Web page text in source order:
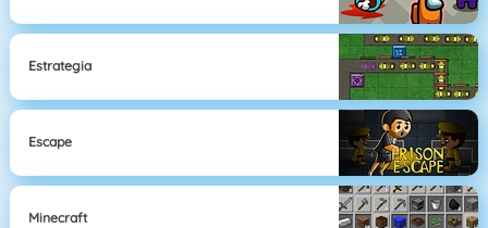
Estrategia
Escape
Minecraft